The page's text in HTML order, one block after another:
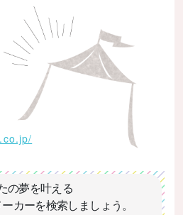
の夢を叶える
カーを検索しましょう。